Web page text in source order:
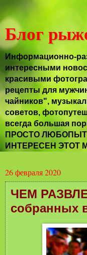
Блог
Информационно-
интересными
красивыми
рецепты для
чайников",
советов,
всегда большая
ПРОСТО
ИНТЕРЕСЕН ЭТОТ
26 февраля 2020
ЧЕМ
собранных